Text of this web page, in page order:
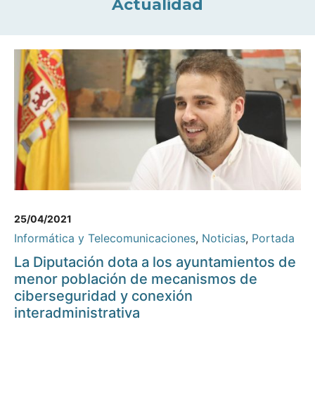
Actualidad
25/04/2021
Informática y Telecomunicaciones, Noticias, Portada
La Diputación dota a los ayuntamientos de
menor población de mecanismos de
ciberseguridad y conexión
interadministrativa